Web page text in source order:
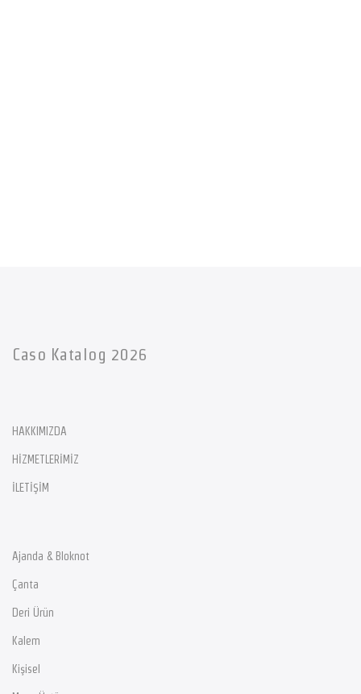
Caso Katalog 2026
HAKKIMIZDA
HİZMETLERİMİZ
İLETİŞİM
Ajanda & Bloknot
Çanta
Deri Ürün
Kalem
Kişisel